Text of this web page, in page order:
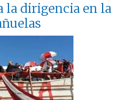
la dirigencia en la